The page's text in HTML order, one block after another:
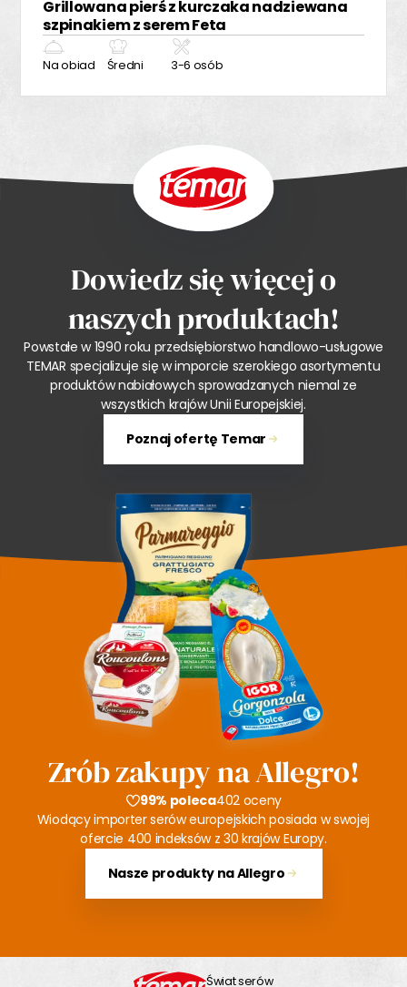
Grillowana pierś z kurczaka nadziewana
szpinakiem z serem Feta
Na obiad Średni 3-6 osób
Dowiedz się więcej o
naszych produktach!
Powstałe w 1990 roku przedsiębiorstwo handlowo-usługowe
TEMAR specjalizuje się w imporcie szerokiego asortymentu
produktów nabiałowych sprowadzanych niemal ze
wszystkich krajów Unii Europejskiej.
Poznaj ofertę Temar
Zrób zakupy na Allegro!
99% poleca402 oceny
Wiodący importer serów europejskich posiada w swojej
ofercie 400 indeksów z 30 krajów Europy.
Nasze produkty na Allegro
Świat serów